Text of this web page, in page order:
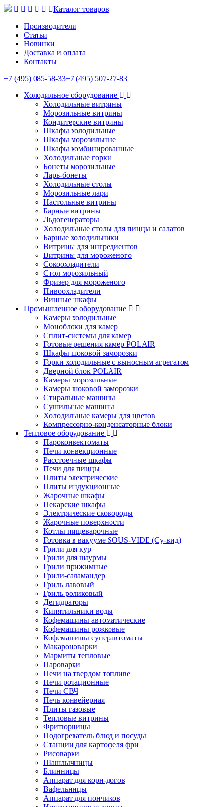
Каталог товаров
Производители
Статьи
Новинки
Доставка и оплата
Контакты
+7 (495) 085-58-33+7 (495) 507-27-83
Холодильное оборудование
Холодильные витрины
Морозильные витрины
Кондитерские витрины
Шкафы холодильные
Шкафы морозильные
Шкафы комбинированные
Холодильные горки
Бонеты морозильные
Ларь-бонеты
Холодильные столы
Морозильные лари
Настольные витрины
Барные витрины
Льдогенераторы
Холодильные столы для пиццы и салатов
Барные холодильники
Витрины для ингредиентов
Витрины для мороженого
Сокоохладители
Стол морозильный
Фризер для мороженого
Пивоохладители
Винные шкафы
Промышленное оборудование
Камеры холодильные
Моноблоки для камер
Сплит-системы для камер
Готовые решения камер POLAIR
Шкафы шоковой заморозки
Горки холодильные с выносным агрегатом
Дверной блок POLAIR
Камеры морозильные
Камеры шоковой заморозки
Стиральные машины
Сушильные машины
Холодильные камеры для цветов
Компрессорно-конденсаторные блоки
Тепловое оборудование
Пароконвектоматы
Печи конвекционные
Расстоечные шкафы
Печи для пиццы
Плиты электрические
Плиты индукционные
Жарочные шкафы
Пекарские шкафы
Электрические сковороды
Жарочные поверхности
Котлы пищеварочные
Готовка в вакууме SOUS-VIDE (Су-вид)
Грили для кур
Грили для шаурмы
Грили прижимные
Грили-саламандер
Гриль лавовый
Гриль роликовый
Дегидраторы
Кипятильники воды
Кофемашины автоматические
Кофемашины рожковые
Кофемашины суперавтоматы
Макароноварки
Мармиты тепловые
Пароварки
Печи на твердом топливе
Печи ротационные
Печи СВЧ
Печь конвейерная
Плиты газовые
Тепловые витрины
Фритюрницы
Подогреватель блюд и посуды
Станции для картофеля фри
Рисоварки
Шашлычницы
Блинницы
Аппарат для корн-догов
Вафельницы
Аппарат для пончиков